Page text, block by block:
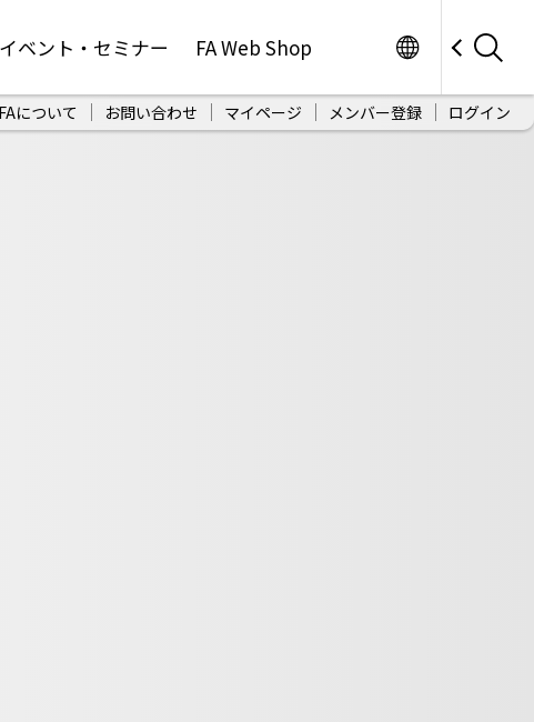
イベント・セミナー FA Web Shop
について お問い合わせ マイページ メンバー登録 ログイン